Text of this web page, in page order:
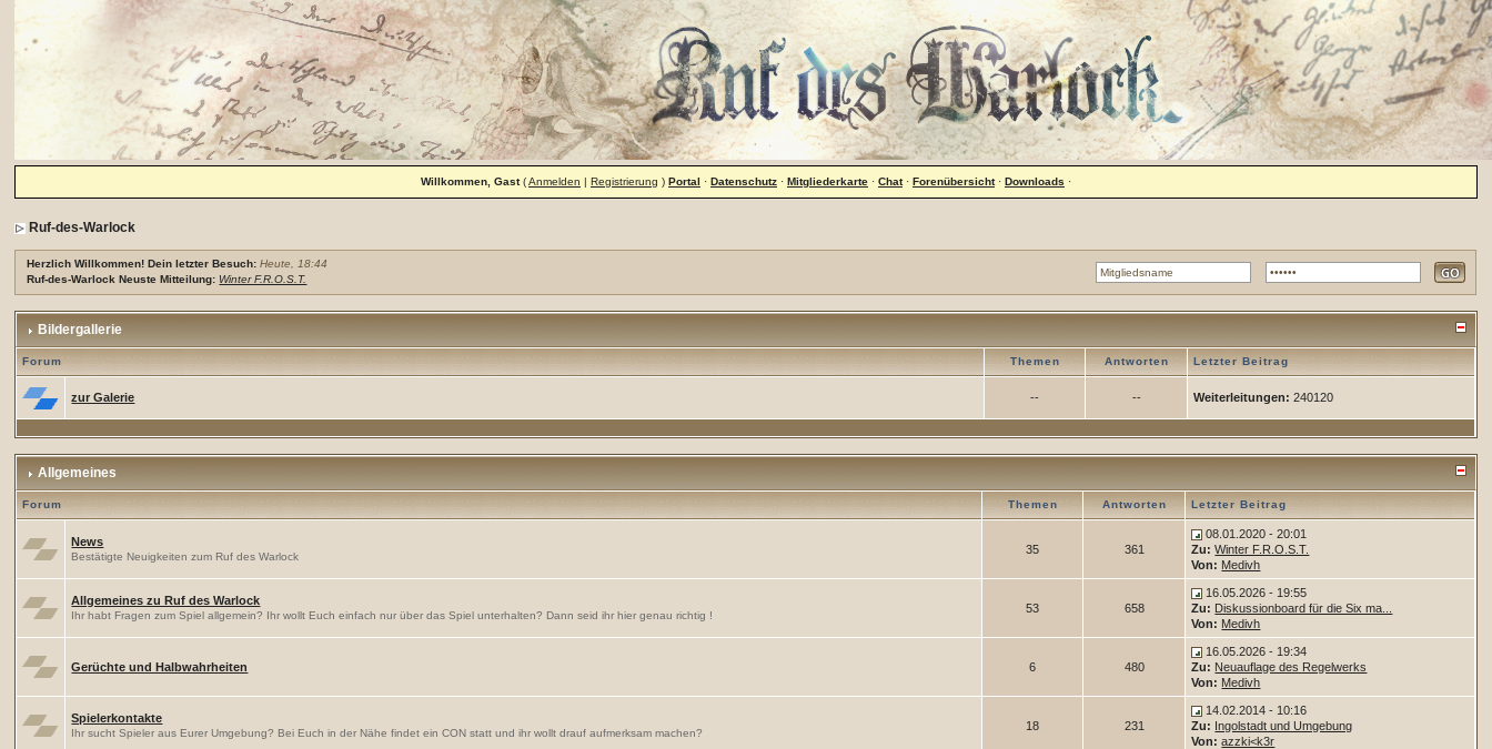
Willkommen, Gast(Anmelden | Registrierung ) Portal · Datenschutz· Mitgliederkarte· Chat· Forenübersicht· Downloads ·
Ruf-des-Warlock
Herzlich Willkommen! Dein letzter Besuch:Heute, 18:44
Ruf-des-Warlock Neuste Mitteilung: Winter F.R.O.S.T.
Bildergallerie
Forum Themen Antworten Letzter Beitrag
zur Galerie -- -- Weiterleitungen: 240120
Allgemeines
Forum Themen Antworten Letzter Beitrag
News
Bestätigte Neuigkeiten zum Ruf des Warlock
35 361
08.01.2020 - 20:01
Zu: Winter F.R.O.S.T.
Von: Medivh
Allgemeines zu Ruf des Warlock
Ihr habt Fragen zum Spiel allgemein? Ihr wollt Euch einfach nur über das Spiel unterhalten? Dann seid ihr hier genau richtig !
53 658
16.05.2026 - 19:55
Zu: Diskussionboard für die Six ma...
Von: Medivh
Gerüchte und Halbwahrheiten 6 480
16.05.2026 - 19:34
Zu: Neuauflage des Regelwerks
Von: Medivh
Spielerkontakte
Ihr sucht Spieler aus Eurer Umgebung? Bei Euch in der Nähe findet ein CON statt und ihr wollt drauf aufmerksam machen?
18 231
14.02.2014 - 10:16
Zu: Ingolstadt und Umgebung
Von: azzki<k3r